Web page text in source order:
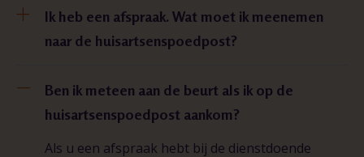
Ik heb een afspraak. Wat moet ik meenemen
naar de huisartsenspoedpost?
Ben ik meteen aan de beurt als ik op de
huisartsenspoedpost aankom?
Als u een afspraak hebt bij de dienstdoende